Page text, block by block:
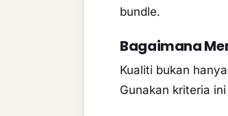
bundle.
Bagaimana
Kualiti bukan
Gunakan kriteria